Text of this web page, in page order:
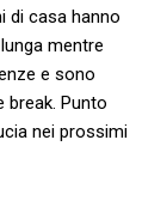
di casa hanno
mentre
e sono
break. Punto
nei prossimi